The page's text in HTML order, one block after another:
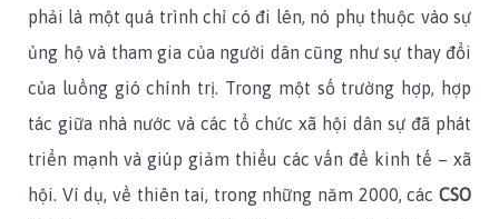
phải là một quá trình chỉ có đi lên, nó phụ thuộc vào sự
ủng hộ và tham gia của người dân cũng như sự thay đổi
của luồng gió chính trị. Trong một số trường hợp, hợp
tác giữa nhà nước và các tổ chức xã hội dân sự đã phát
triển mạnh và giúp giảm thiểu các vấn đề kinh tế – xã
hội. Ví dụ, về thiên tai, trong những năm 2000, các CSO